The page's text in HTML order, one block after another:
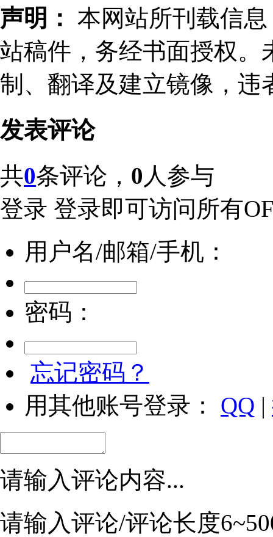
声明： 本网站所刊载信
站稿件，务经书面授权。
制、翻译及建立镜像，违
发表评论
共0条评论， 0 人参与
登录 登录即可访问所有
用户名/邮箱/手机：
密码：
忘记密码？
用其他账号登录： QQ |
请输入评论内容...
请输入评论/评论长度